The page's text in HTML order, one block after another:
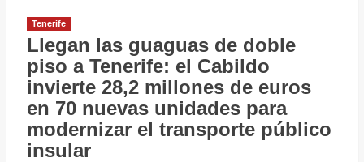
Tenerife
Llegan las guaguas de doble
piso a Tenerife: el Cabildo
invierte 28,2 millones de euros
en 70 nuevas unidades para
modernizar el transporte público
insular